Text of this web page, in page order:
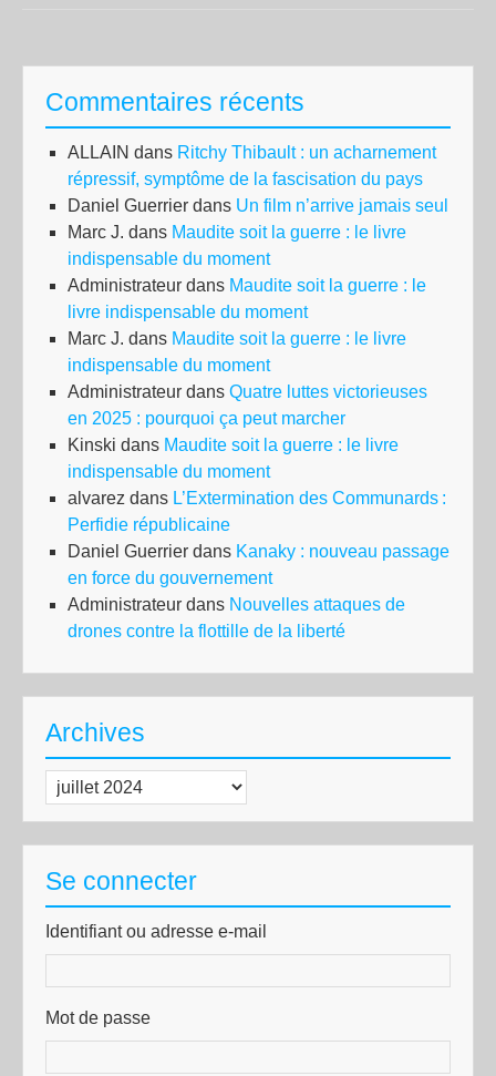
Commentaires récents
ALLAIN dans Ritchy Thibault : un acharnement
répressif, symptôme de la fascisation du pays
Daniel Guerrier dans Un film n’arrive jamais seul
Marc J. dans Maudite soit la guerre : le livre
indispensable du moment
Administrateur dans Maudite soit la guerre : le
livre indispensable du moment
Marc J. dans Maudite soit la guerre : le livre
indispensable du moment
Administrateur dans Quatre luttes victorieuses
en 2025 : pourquoi ça peut marcher
Kinski dans Maudite soit la guerre : le livre
indispensable du moment
alvarez dans L’Extermination des Communards :
Perfidie républicaine
Daniel Guerrier dans Kanaky : nouveau passage
en force du gouvernement
Administrateur dans Nouvelles attaques de
drones contre la flottille de la liberté
Archives
Archives
Se connecter
Identifiant ou adresse e-mail
Mot de passe